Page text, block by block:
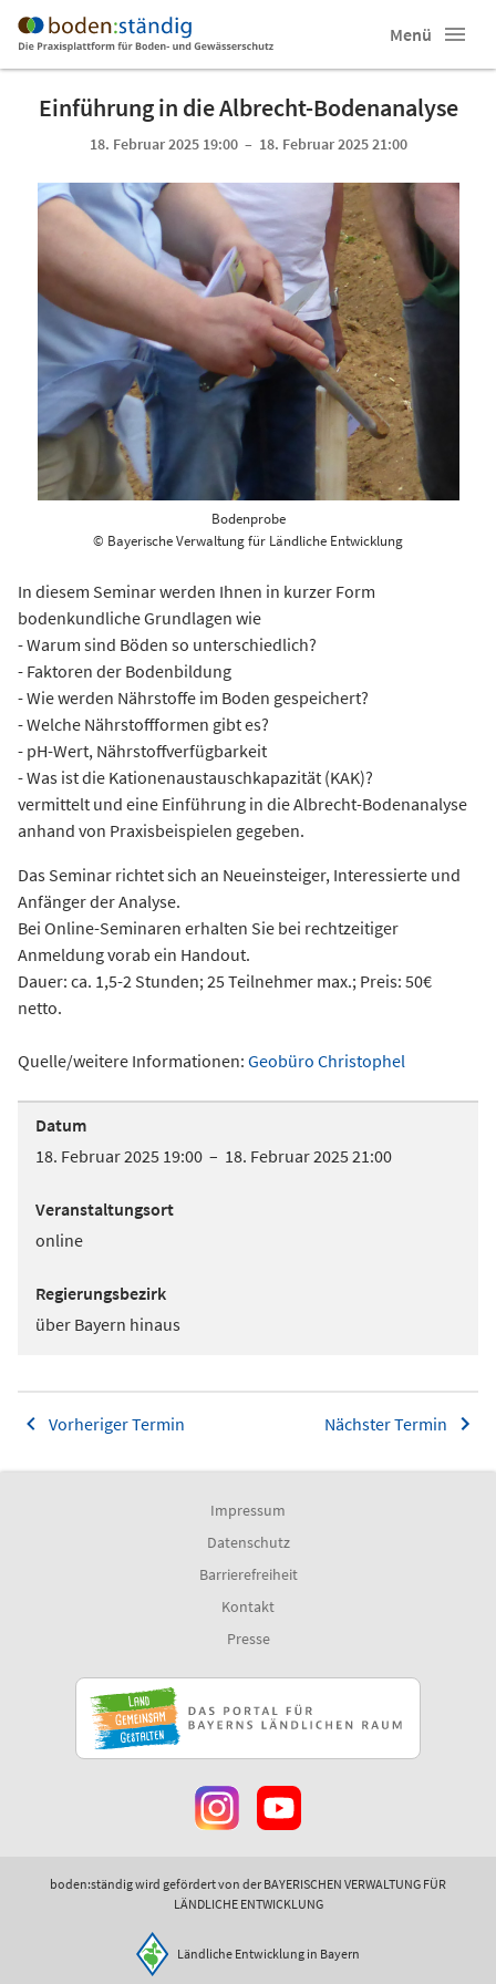
Menü
Einführung in die Albrecht-Bodenanalyse
18. Februar 2025 19:00 – 18. Februar 2025 21:00
Bodenprobe
© Bayerische Verwaltung für Ländliche Entwicklung
In diesem Seminar werden Ihnen in kurzer Form
bodenkundliche Grundlagen wie
- Warum sind Böden so unterschiedlich?
- Faktoren der Bodenbildung
- Wie werden Nährstoffe im Boden gespeichert?
- Welche Nährstoffformen gibt es?
- pH-Wert, Nährstoffverfügbarkeit
- Was ist die Kationenaustauschkapazität (KAK)?
vermittelt und eine Einführung in die Albrecht-Bodenanalyse
anhand von Praxisbeispielen gegeben.
Das Seminar richtet sich an Neueinsteiger, Interessierte und
Anfänger der Analyse.
Bei Online-Seminaren erhalten Sie bei rechtzeitiger
Anmeldung vorab ein Handout.
Dauer: ca. 1,5-2 Stunden; 25 Teilnehmer max.; Preis: 50€
netto.
Quelle/weitere Informationen: Geobüro Christophel
Datum
18. Februar 2025 19:00 – 18. Februar 2025 21:00
Veranstaltungsort
online
Regierungsbezirk
über Bayern hinaus
Vorheriger Termin Nächster Termin
Impressum
Datenschutz
Barrierefreiheit
Kontakt
Presse
boden:ständig wird gefördert von der BAYERISCHEN VERWALTUNG FÜR
LÄNDLICHE ENTWICKLUNG
Ländliche Entwicklung in Bayern